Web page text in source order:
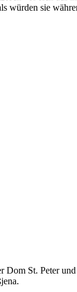
Dom St. Peter